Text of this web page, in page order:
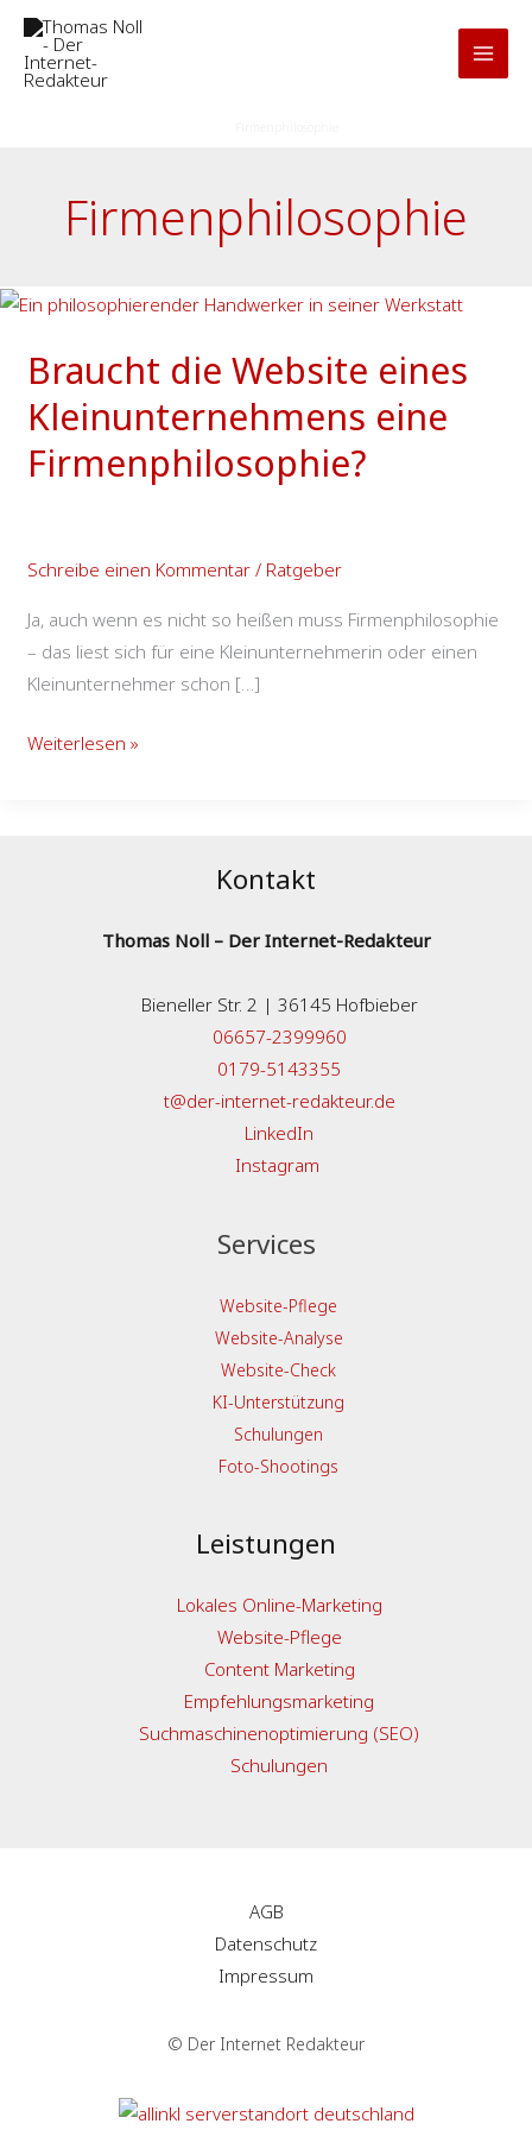
Zum
Inhalt
springen
Firmenphilosophie
Braucht die Website eines
Kleinunternehmens eine
Firmenphilosophie?
Schreibe einen Kommentar / Ratgeber
Ja, auch wenn es nicht so heißen muss Firmenphilosophie
– das liest sich für eine Kleinunternehmerin oder einen
Kleinunternehmer schon […]
Braucht
Website
eines
Kleinunternehmens
eine
Weiterlesen »
Kontakt
Thomas Noll – Der Internet-Redakteur
Bieneller Str. 2 | 36145 Hofbieber
06657-2399960
0179-5143355
t@der-internet-redakteur.de
LinkedIn
Instagram
Services
Website-Pflege
Website-Analyse
Website-Check
KI-Unterstützung
Schulungen
Foto-Shootings
Leistungen
Lokales Online-Marketing
Website-Pflege
Content Marketing
Empfehlungsmarketing
Suchmaschinenoptimierung (SEO)
Schulungen
AGB
Datenschutz
Impressum
© Der Internet Redakteur